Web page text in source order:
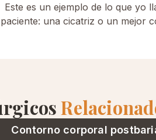
es un ejemplo de lo que yo
una cicatriz o un mejor
Contorno corporal